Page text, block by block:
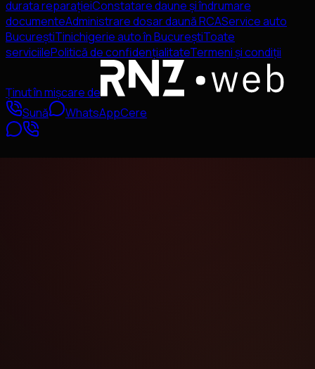
durata reparațieiConstatare daune și îndrumare
documenteAdministrare dosar daună RCAService auto
BucureștiTinichigerie auto în BucureștiToate
serviciilePolitică de confidențialitateTermeni și condiții
Ținut în mișcare de
Sună
WhatsAppCere